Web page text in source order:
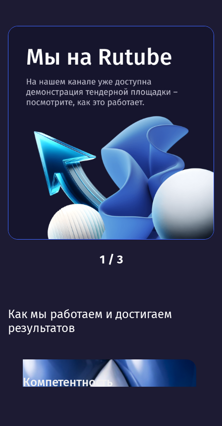
1 / 3
Как мы работаем и достигаем
результатов
Компетентность